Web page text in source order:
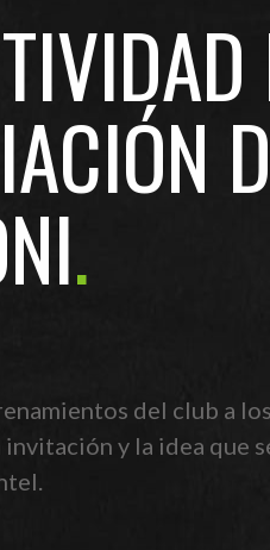
del club a
y la idea que